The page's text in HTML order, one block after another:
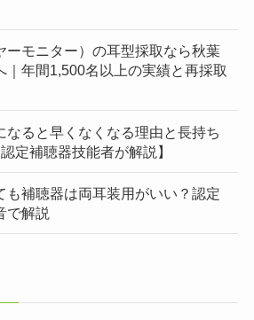
ーモニター）の耳型採取なら秋葉
｜年間1,500名以上の実績と再採取
なると早くなくなる理由と長持ち
定補聴器技能者が解説】
も補聴器は両耳装用がいい？認定
で解説